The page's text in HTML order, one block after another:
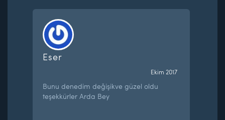
Eser
Ekim 2017
Bunu denedim değişikve güzel oldu
teşekkürler Arda Bey